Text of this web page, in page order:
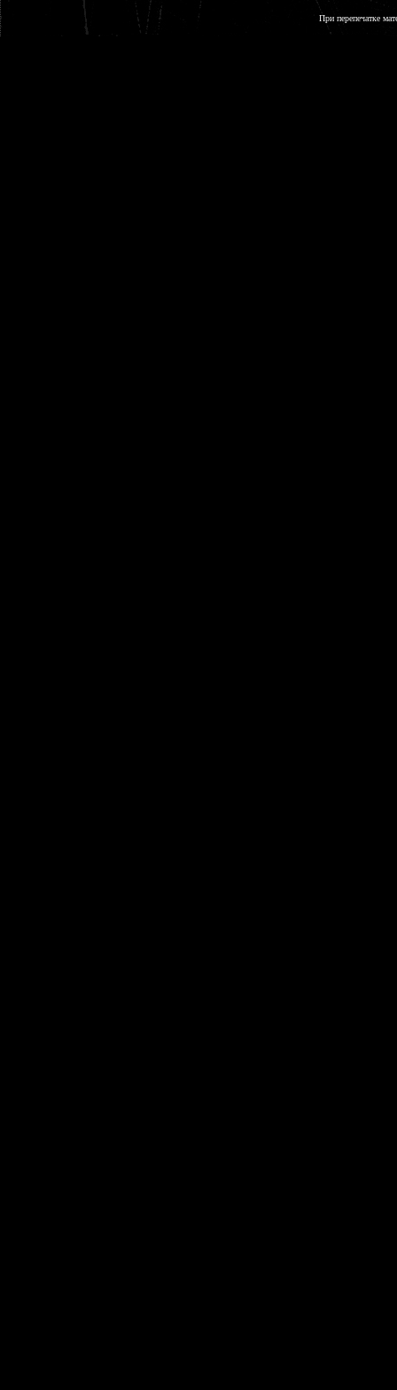
При перепечатке